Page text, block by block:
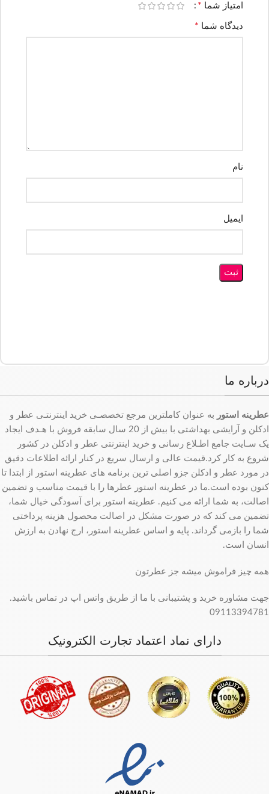
امتیاز شما *
دیدگاه شما *
نام
ایمیل
درباره ما
عطرینه استور به عنوان کاملترین مرجع تخصصـی خرید اینترنتـی عطر و
ادکلن و آرایشی بهداشتی با بیش از 20 سال سابقه فروش با هـدف ایجاد
یک سـایت جامع اطـلاع رسانی و خرید اینترنتی عطر و ادکلن در کشور
شروع به کار کرد.قیمت عالی و ارسال سریع در کنار ارائه اطلاعات دقیق
در مورد عطر و ادکلن جزو اصلی ترین برنامه های عطرینه استور از ابتدا تا
کنون بوده است.ما در عطرینه استور عطرها را با قیمت مناسب و تضمین
اصالت، به شما ارائه می کنیم. عطرینه استور برای آسودگی خیال شما،
تضمین می کند که در صورت مشکل در اصالت محصول هزینه پرداختی
شما را بازمی گرداند. پایه و اساس عطرینه استور، ارج نهادن به ارزش
انسان است.
همه چیز فراموش میشه جز عطرتون
جهت مشاوره خرید و پشتیبانی با ما از طریق واتس اپ در تماس باشید.
09113394781
دارای نماد اعتماد تجارت الکترونیک